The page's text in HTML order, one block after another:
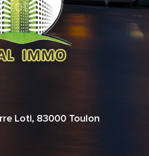
Loti, 83000 Toulon